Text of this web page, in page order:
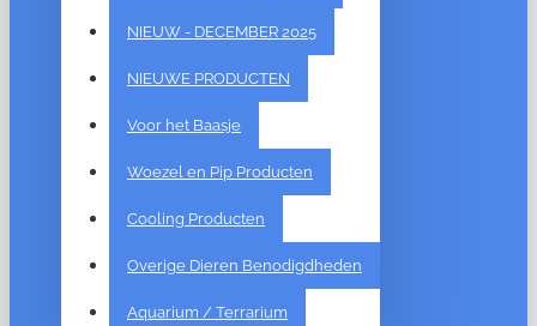
NIEUW - DECEMBER 2025
NIEUWE PRODUCTEN
Voor het Baasje
Woezel en Pip Producten
Cooling Producten
Overige Dieren Benodigdheden
Aquarium / Terrarium